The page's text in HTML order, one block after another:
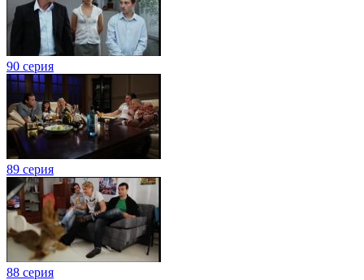
90 серия
89 серия
88 серия